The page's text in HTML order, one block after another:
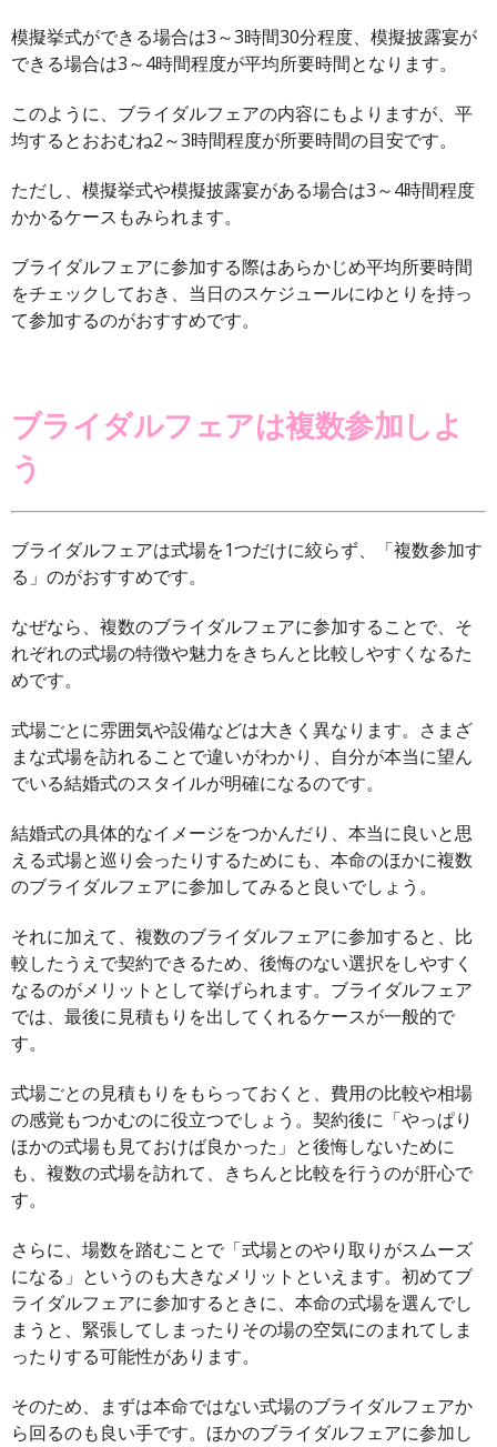
模擬挙式ができる場合は3～3時間30分程度、模擬披露宴が
できる場合は3～4時間程度が平均所要時間となります。
このように、ブライダルフェアの内容にもよりますが、平
均するとおおむね2～3時間程度が所要時間の目安です。
ただし、模擬挙式や模擬披露宴がある場合は3～4時間程度
かかるケースもみられます。
ブライダルフェアに参加する際はあらかじめ平均所要時間
をチェックしておき、当日のスケジュールにゆとりを持っ
て参加するのがおすすめです。
ブライダルフェアは複数参加しよ
う
ブライダルフェアは式場を1つだけに絞らず、「複数参加す
る」のがおすすめです。
なぜなら、複数のブライダルフェアに参加することで、そ
れぞれの式場の特徴や魅力をきちんと比較しやすくなるた
めです。
式場ごとに雰囲気や設備などは大きく異なります。さまざ
まな式場を訪れることで違いがわかり、自分が本当に望ん
でいる結婚式のスタイルが明確になるのです。
結婚式の具体的なイメージをつかんだり、本当に良いと思
える式場と巡り会ったりするためにも、本命のほかに複数
のブライダルフェアに参加してみると良いでしょう。
それに加えて、複数のブライダルフェアに参加すると、比
較したうえで契約できるため、後悔のない選択をしやすく
なるのがメリットとして挙げられます。ブライダルフェア
では、最後に見積もりを出してくれるケースが一般的で
す。
式場ごとの見積もりをもらっておくと、費用の比較や相場
の感覚もつかむのに役立つでしょう。契約後に「やっぱり
ほかの式場も見ておけば良かった」と後悔しないために
も、複数の式場を訪れて、きちんと比較を行うのが肝心で
す。
さらに、場数を踏むことで「式場とのやり取りがスムーズ
になる」というのも大きなメリットといえます。初めてブ
ライダルフェアに参加するときに、本命の式場を選んでし
まうと、緊張してしまったりその場の空気にのまれてしま
ったりする可能性があります。
そのため、まずは本命ではない式場のブライダルフェアか
ら回るのも良い手です。ほかのブライダルフェアに参加し